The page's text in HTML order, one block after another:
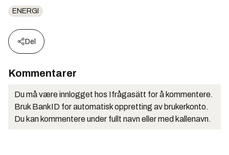
ENERGI
Del
Kommentarer
Du må være innlogget hos Ifrågasätt for å kommentere.
Bruk BankID for automatisk oppretting av brukerkonto.
Du kan kommentere under fullt navn eller med kallenavn.